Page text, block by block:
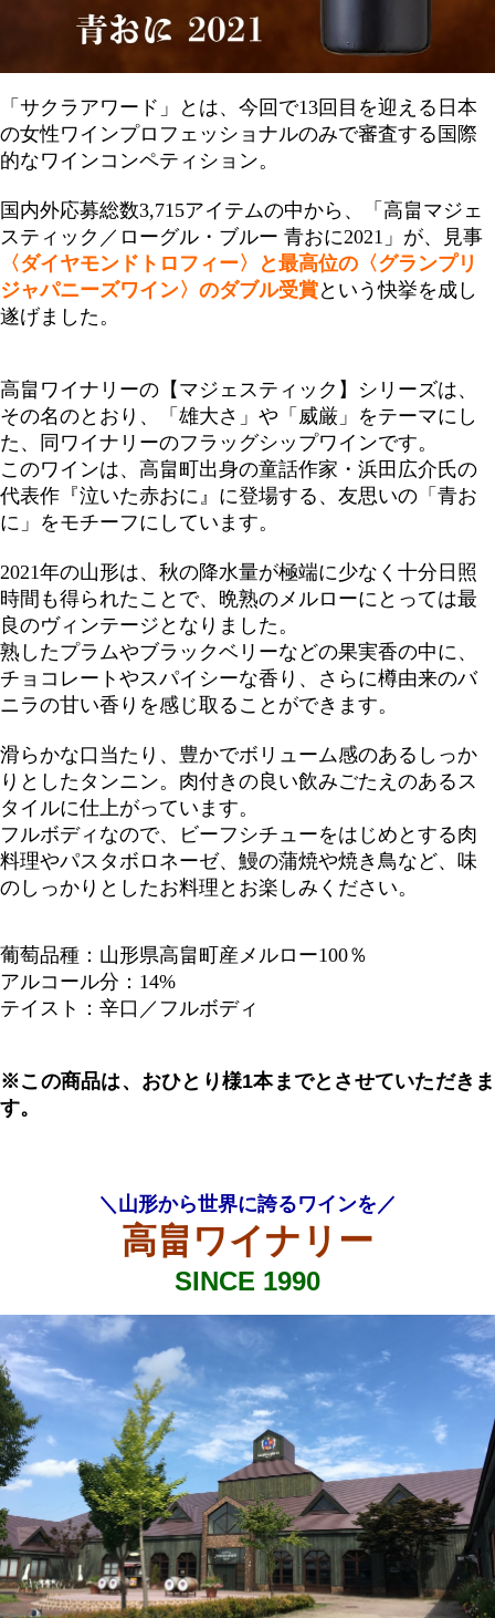
「サクラアワード」とは、今回で13回目を迎える日本
の女性ワインプロフェッショナルのみで審査する国際
的なワインコンペティション。
国内外応募総数3,715アイテムの中から、「高畠マジェ
スティック／ローグル・ブルー 青おに2021」が、見事
〈ダイヤモンドトロフィー〉と最高位の〈グランプリ
ジャパニーズワイン〉のダブル受賞という快挙を成し
遂げました。
高畠ワイナリーの【マジェスティック】シリーズは、
その名のとおり、「雄大さ」や「威厳」をテーマにし
た、同ワイナリーのフラッグシップワインです。
このワインは、高畠町出身の童話作家・浜田広介氏の
代表作『泣いた赤おに』に登場する、友思いの「青お
に」をモチーフにしています。
2021年の山形は、秋の降水量が極端に少なく十分日照
時間も得られたことで、晩熟のメルローにとっては最
良のヴィンテージとなりました。
熟したプラムやブラックベリーなどの果実香の中に、
チョコレートやスパイシーな香り、さらに樽由来のバ
ニラの甘い香りを感じ取ることができます。
滑らかな口当たり、豊かでボリューム感のあるしっか
りとしたタンニン。肉付きの良い飲みごたえのあるス
タイルに仕上がっています。
フルボディなので、ビーフシチューをはじめとする肉
料理やパスタボロネーゼ、鰻の蒲焼や焼き鳥など、味
のしっかりとしたお料理とお楽しみください。
葡萄品種：山形県高畠町産メルロー100％
アルコール分：14%
テイスト：辛口／フルボディ
※この商品は、おひとり様1本までとさせていただきま
す。
＼山形から世界に誇るワインを／
高畠ワイナリー
SINCE 1990